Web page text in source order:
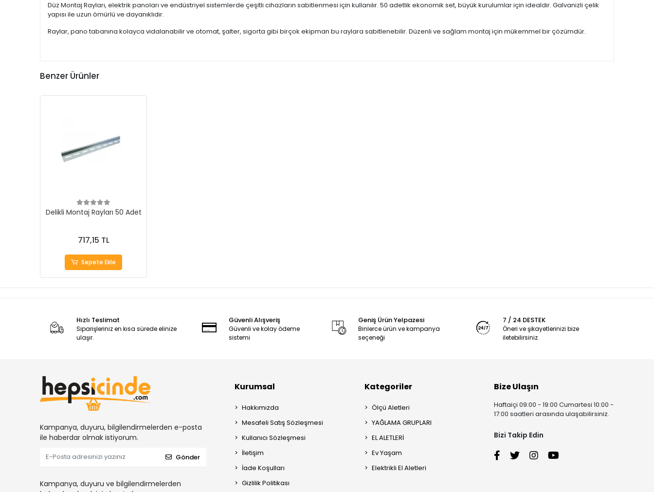
Düz Montaj Rayları, elektrik panoları ve endüstriyel sistemlerde çeşitli cihazların sabitlenmesi için kullanılır. 50 adetlik ekonomik set, büyük kurulumlar için idealdir. Galvanizli çelik
yapısı ile uzun ömürlü ve dayanıklıdır.
Raylar, pano tabanına kolayca vidalanabilir ve otomat, şalter, sigorta gibi birçok ekipman bu raylara sabitlenebilir. Düzenli ve sağlam montaj için mükemmel bir çözümdür.
Benzer Ürünler
Delikli Montaj Rayları 50 Adet
717,15 TL
Sepete Ekle
Hızlı Teslimat
Siparişleriniz en kısa sürede elinize
ulaşır.
Güvenli Alışveriş
Güvenli ve kolay ödeme
sistemi
Geniş Ürün Yelpazesi
Binlerce ürün ve kampanya
seçeneği
7 / 24 DESTEK
Öneri ve şikayetlerinizi bize
iletebilirsiniz.
Kampanya, duyuru, bilgilendirmelerden e-posta
ile haberdar olmak istiyorum.
Gönder
Kampanya, duyuru ve bilgilendirmelerden
Kurumsal
Hakkımızda
Mesafeli Satış Sözleşmesi
Kullanıcı Sözleşmesi
İletişim
İade Koşulları
Gizlilik Politikası
Kategoriler
Ölçü Aletleri
YAĞLAMA GRUPLARI
EL ALETLERİ
Ev Yaşam
Elektrikli El Aletleri
Bize Ulaşın
Haftaiçi 09:00 - 19:00 Cumartesi 10:00 -
17:00 saatleri arasında ulaşabilirsiniz.
Bizi Takip Edin